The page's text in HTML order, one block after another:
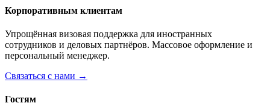
Корпоративным клиентам
Упрощённая визовая поддержка для иностранных
сотрудников и деловых партнёров. Массовое оформление и
персональный менеджер.
Связаться с нами →
Гостям